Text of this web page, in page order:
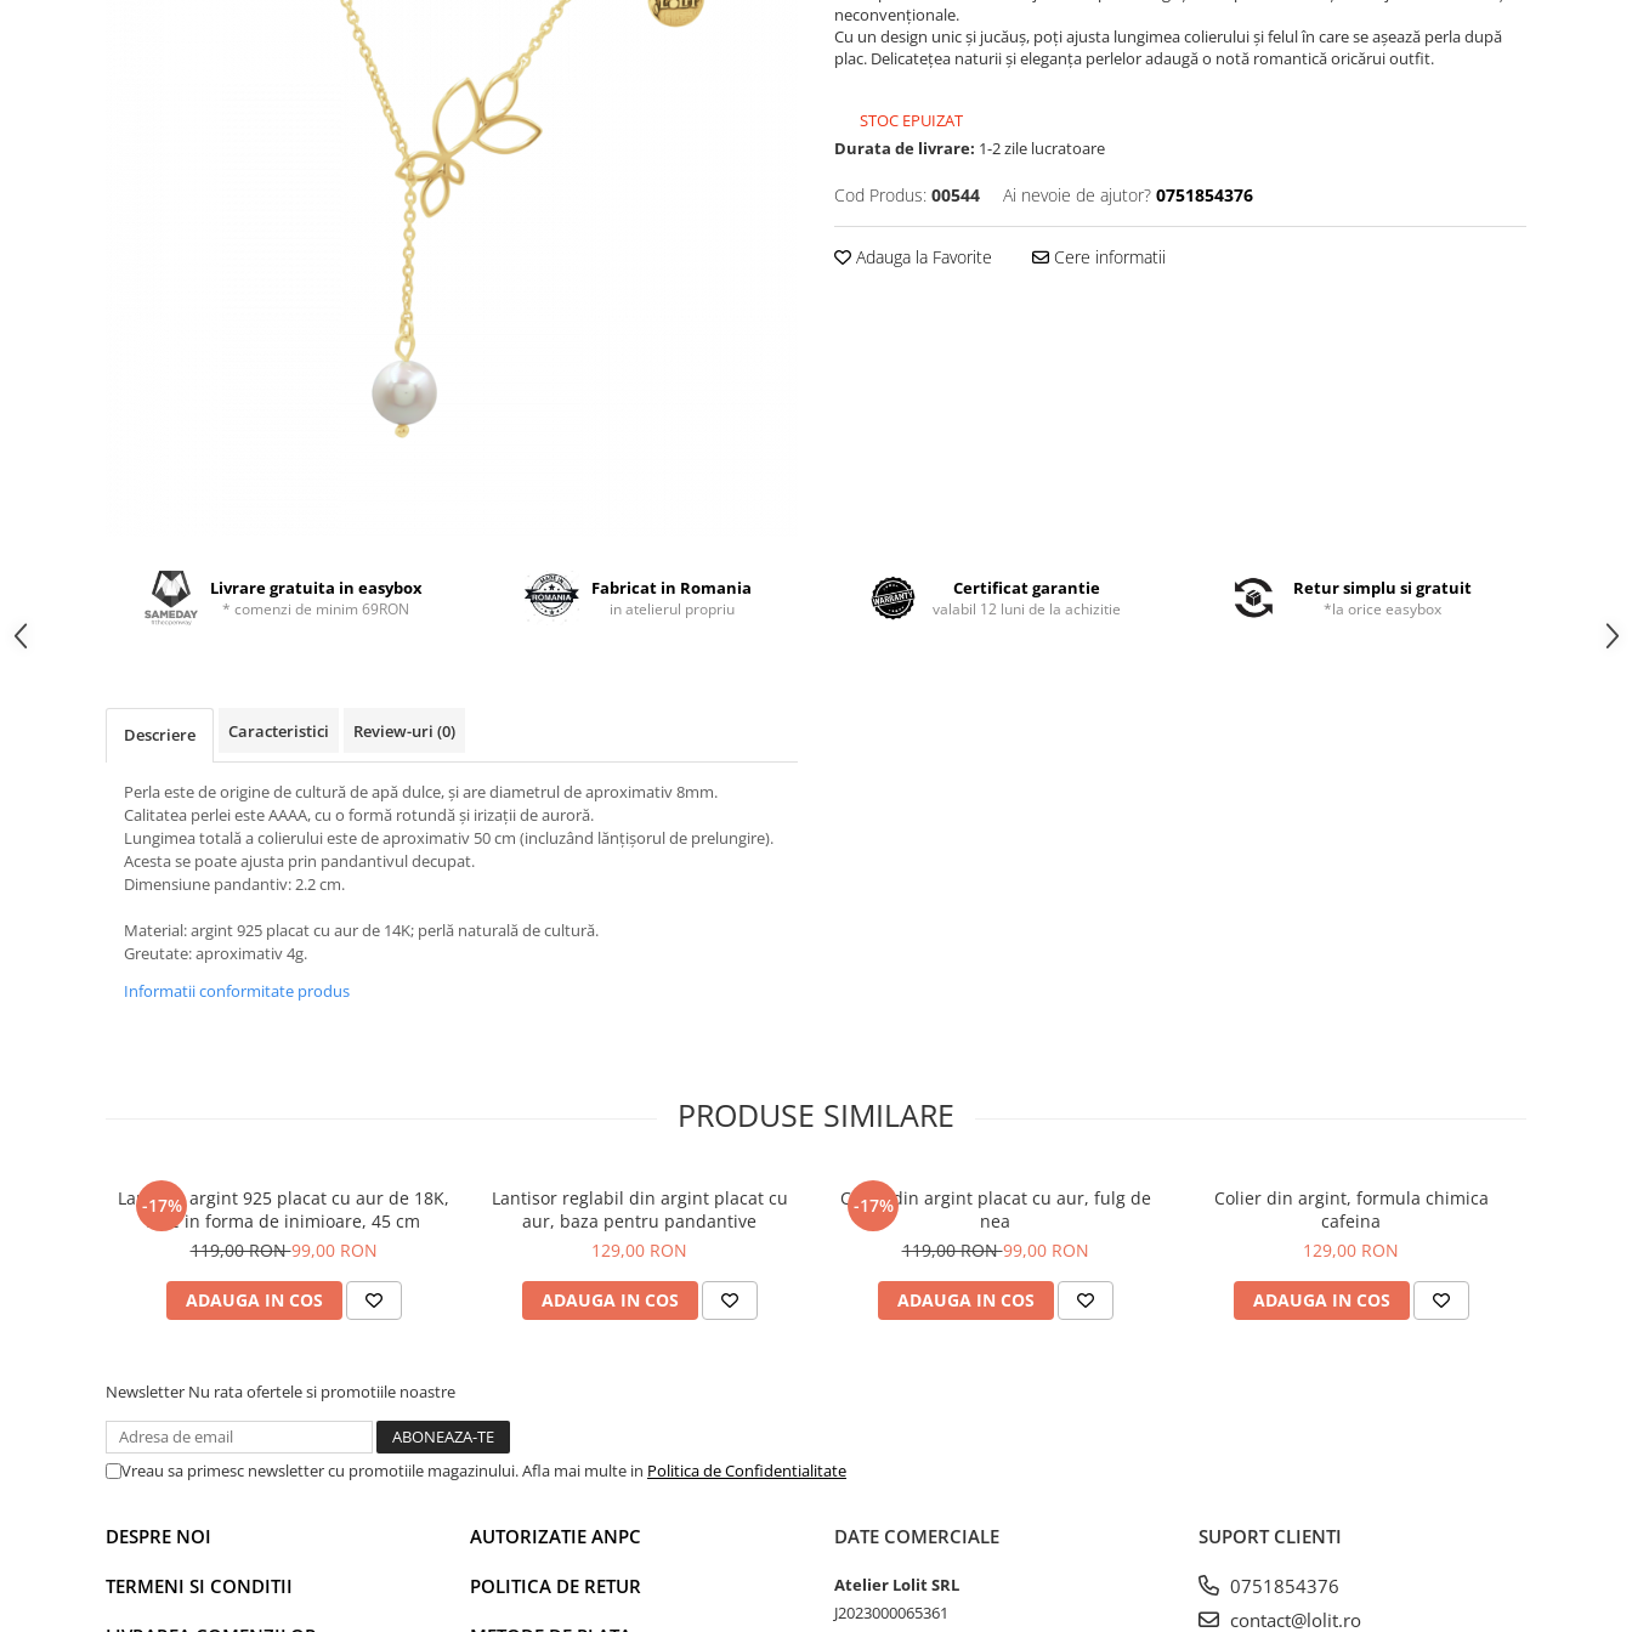
neconvenționale.
Cu un design unic și jucăuș, poți ajusta lungimea colierului și felul în care se așează perla după
plac. Delicatețea naturii și eleganța perlelor adaugă o notă romantică oricărui outfit.
STOC EPUIZAT
Durata de livrare: 1-2 zile lucratoare
Cod Produs: 00544 Ai nevoie de ajutor? 0751854376
Adauga la Favorite Cere informatii
Livrare gratuita in easybox
* comenzi de minim 69RON
Fabricat in Romania
in atelierul propriu
Certificat garantie
valabil 12 luni de la achizitie
Retur simplu si gratuit
*la orice easybox
Descriere Caracteristici Review-uri (0)
Perla este de origine de cultură de apă dulce, și are diametrul de aproximativ 8mm.
Calitatea perlei este AAAA, cu o formă rotundă și irizații de auroră.
Lungimea totală a colierului este de aproximativ 50 cm (incluzând lănțișorul de prelungire).
Acesta se poate ajusta prin pandantivul decupat.
Dimensiune pandantiv: 2.2 cm.
Material: argint 925 placat cu aur de 14K; perlă naturală de cultură.
Greutate: aproximativ 4g.
Informatii conformitate produs
PRODUSE SIMILARE
-17%
Lant din argint 925 placat cu aur de 18K,
zale in forma de inimioare, 45 cm
119,00 RON99,00 RON
ADAUGA IN COS
Lantisor reglabil din argint placat cu
aur, baza pentru pandantive
129,00 RON
ADAUGA IN COS
-17%
Colier din argint placat cu aur, fulg de
nea
119,00 RON99,00 RON
ADAUGA IN COS
Colier din argint, formula chimica
cafeina
129,00 RON
ADAUGA IN COS
Newsletter Nu rata ofertele si promotiile noastre
Vreau sa primesc newsletter cu promotiile magazinului. Afla mai multe in Politica de Confidentialitate
DESPRE NOI
TERMENI SI CONDITII
AUTORIZATIE ANPC
POLITICA DE RETUR
DATE COMERCIALE
Atelier Lolit SRL
J2023000065361
SUPORT CLIENTI
0751854376
contact@lolit.ro